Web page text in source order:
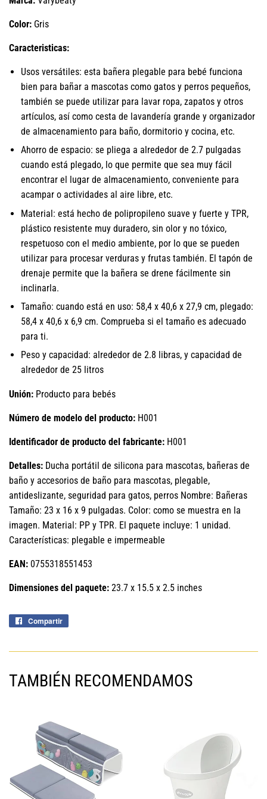
Color: Gris
Caracteristicas:
Usos versátiles: esta bañera plegable para bebé funciona
bien para bañar a mascotas como gatos y perros pequeños,
también se puede utilizar para lavar ropa, zapatos y otros
artículos, así como cesta de lavandería grande y organizador
de almacenamiento para baño, dormitorio y cocina, etc.
Ahorro de espacio: se pliega a alrededor de 2.7 pulgadas
cuando está plegado, lo que permite que sea muy fácil
encontrar el lugar de almacenamiento, conveniente para
acampar o actividades al aire libre, etc.
Material: está hecho de polipropileno suave y fuerte y TPR,
plástico resistente muy duradero, sin olor y no tóxico,
respetuoso con el medio ambiente, por lo que se pueden
utilizar para procesar verduras y frutas también. El tapón de
drenaje permite que la bañera se drene fácilmente sin
inclinarla.
Tamaño: cuando está en uso: 58,4 x 40,6 x 27,9 cm, plegado:
58,4 x 40,6 x 6,9 cm. Comprueba si el tamaño es adecuado
para ti.
Peso y capacidad: alrededor de 2.8 libras, y capacidad de
alrededor de 25 litros
Unión: Producto para bebés
Número de modelo del producto: H001
Identificador de producto del fabricante: H001
Detalles: Ducha portátil de silicona para mascotas, bañeras de
baño y accesorios de baño para mascotas, plegable,
antideslizante, seguridad para gatos, perros Nombre: Bañeras
Tamaño: 23 x 16 x 9 pulgadas. Color: como se muestra en la
imagen. Material: PP y TPR. El paquete incluye: 1 unidad.
Características: plegable e impermeable
EAN: 0755318551453
Dimensiones del paquete: 23.7 x 15.5 x 2.5 inches
Compartir
TAMBIÉN RECOMENDAMOS